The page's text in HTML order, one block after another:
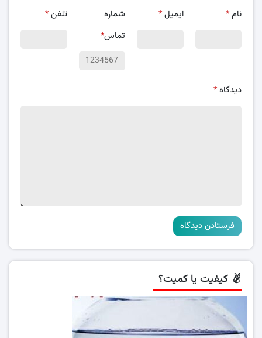
نام* ایمیل*
شماره
تماس*
تلفن*
دیدگاه*
کیفیت یا کمیت؟